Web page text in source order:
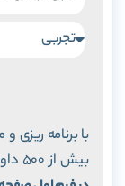
با برنامه ریزی
بیش از 500 داوطلب رتبه زیر 1000 شدند!